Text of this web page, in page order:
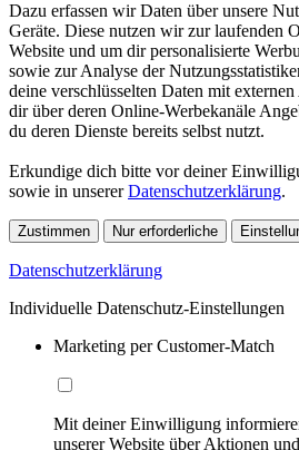
Dazu erfassen wir Daten über unsere
Geräte. Diese nutzen wir zur laufenden
Website und um dir personalisierte
sowie zur Analyse der
deine verschlüsselten Daten mit
dir über deren Online-Werbekanäle
du deren Dienste bereits selbst nutzt.
Erkundige dich bitte vor deiner
sowie in unsererDatenschutzerklärung.
Zustimmen Nur erforderliche
Datenschutzerklärung
Individuelle Datenschutz-Einstellungen
Marketing per Customer-Match
Mit deiner Einwilligung
unserer Website über Aktionen